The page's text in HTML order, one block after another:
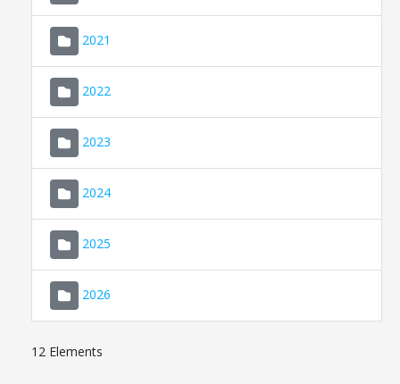
2021
2022
2023
2024
2025
2026
12 Elements